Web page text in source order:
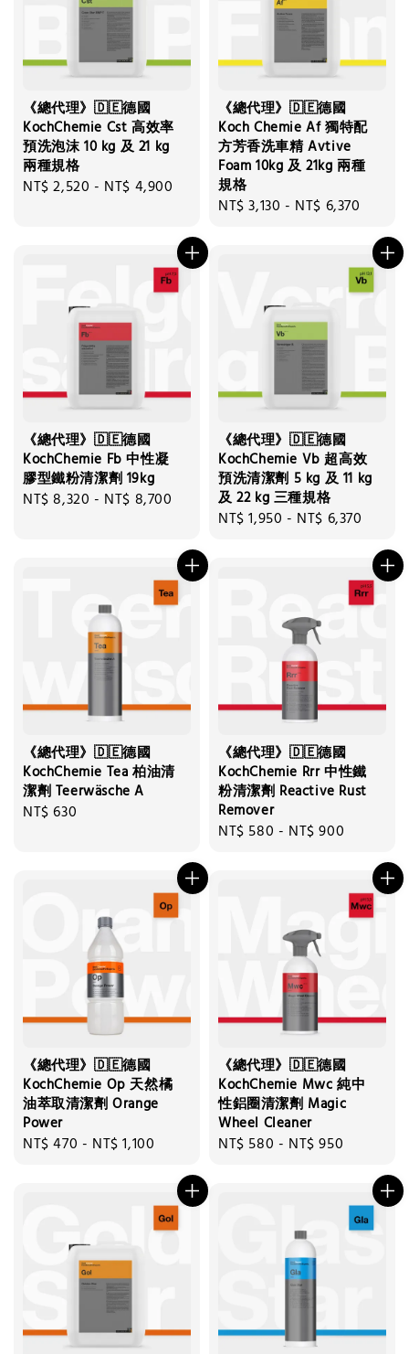
《總代理》🇩🇪德國
KochChemie Cst 高效率
預洗泡沫 10 kg 及 21 kg
兩種規格
Regular
NT$ 2,520 - NT$ 4,900
《總代理》🇩🇪德國
Koch Chemie Af 獨特配
方芳香洗車精 Avtive
Foam 10kg 及 21kg 兩種
規格
Regular
NT$ 3,130 - NT$ 6,370
《總代理》🇩🇪德國
KochChemie Fb 中性凝
膠型鐵粉清潔劑 19kg
Regular
NT$ 8,320 - NT$ 8,700
《總代理》🇩🇪德國
KochChemie Vb 超高效
預洗清潔劑 5 kg 及 11 kg
及 22 kg 三種規格
Regular
NT$ 1,950 - NT$ 6,370
《總代理》🇩🇪德國
KochChemie Tea 柏油清
潔劑 Teerwäsche A
Regular
NT$ 630
《總代理》🇩🇪德國
KochChemie Rrr 中性鐵
粉清潔劑 Reactive Rust
Remover
Regular
NT$ 580 - NT$ 900
《總代理》🇩🇪德國
KochChemie Op 天然橘
油萃取清潔劑 Orange
Power
Regular
NT$ 470 - NT$ 1,100
《總代理》🇩🇪德國
KochChemie Mwc 純中
性鋁圈清潔劑 Magic
Wheel Cleaner
Regular
NT$ 580 - NT$ 950